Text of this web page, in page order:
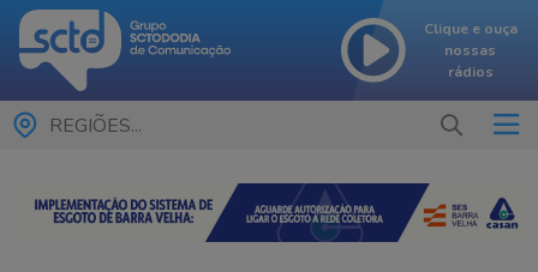
Clique e ouça
nossas
rádios
REGIÕES...